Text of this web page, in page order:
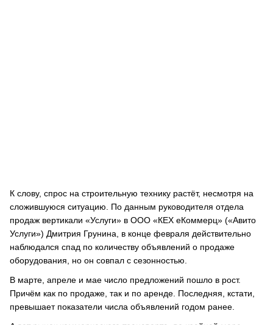
К слову, спрос на строительную технику растёт, несмотря на
сложившуюся ситуацию. По данным руководителя отдела
продаж вертикали «Услуги» в ООО «КЕХ еКоммерц» («Авито
Услуги») Дмитрия Грунина, в конце февраля действительно
наблюдался спад по количеству объявлений о продаже
оборудования, но он совпал с сезонностью.
В марте, апреле и мае число предложений пошло в рост.
Причём как по продаже, так и по аренде. Последняя, кстати,
превышает показатели числа объявлений годом ранее.